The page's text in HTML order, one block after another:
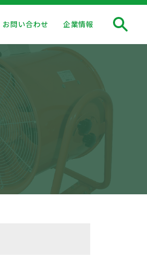
お問い合わせ 企業情報